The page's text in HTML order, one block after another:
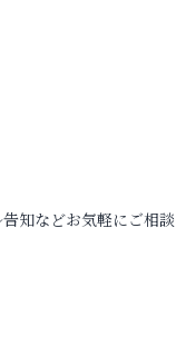
知などお気軽にご相